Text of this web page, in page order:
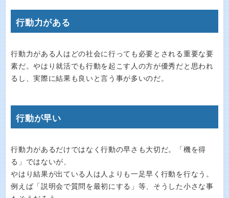
行動力がある
行動力がある人はどの社会に行っても必要とされる重要な要
素だ。やはり就活でも行動を起こす人の方が優秀だと思われ
るし、実際に結果も良いと言う事が多いのだ。
行動が早い
行動力があるだけではなく行動の早さも大切だ。「機を得
る」ではないが、
やはり結果が出ている人は人よりも一足早く行動を行なう。
例えば「説明会で質問を最初にする」等、そうした小さな事